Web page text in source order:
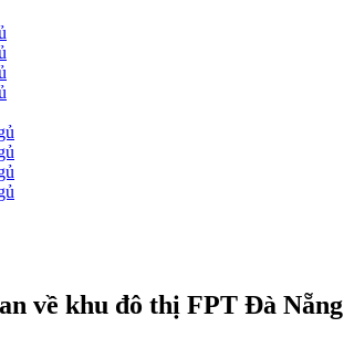
về khu đô thị FPT Đà Nẵng